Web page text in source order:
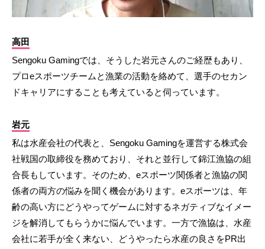
高田
Sengoku Gamingでは、そうした岩元さんのご経歴もあり、
プロeスポーツチームと漁業の活動を絡めて、選手のセカン
ドキャリアにすることも考えていると伺っています。
岩元
私は水産会社の代表と、Sengoku Gamingを運営する株式会
社戦国の取締役を務めており、それと並行して錦江漁協の組
合長もしています。そのため、eスポーツ関係者と漁協の関
係者の両方の悩みを聞く機会があります。eスポーツは、年
齢の高い方にどうやってゲームに対するネガティブなイメー
ジを解消してもらうかに悩んでいます。一方で漁協は、水産
会社に若手が全く来ない、どうやったら水産の良さをPR出